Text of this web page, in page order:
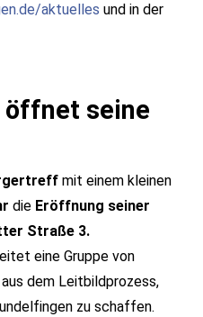
aktuelles und in der
seine
mit einem kleinen
die Eröffnung seiner
Straße 3.
eine Gruppe von
dem Leitbildprozess,
zu schaffen.